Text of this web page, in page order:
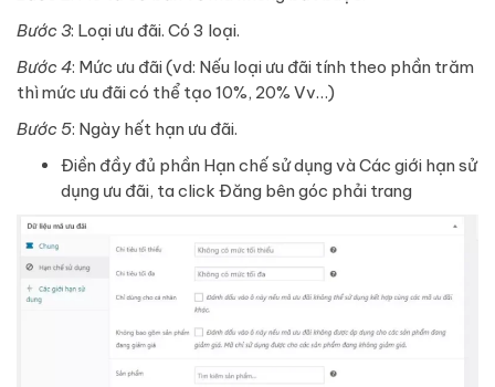
Bước 3: Loại ưu đãi. Có 3 loại.
Bước 4: Mức ưu đãi (vd: Nếu loại ưu đãi tính theo phần trăm
thì mức ưu đãi có thể tạo 10%, 20% Vv…)
Bước 5: Ngày hết hạn ưu đãi.
Điền đầy đủ phần Hạn chế sử dụng và Các giới hạn sử
dụng ưu đãi, ta click Đăng bên góc phải trang